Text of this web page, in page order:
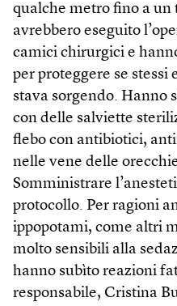
qualche metro fino a un
avrebbero eseguito
camici chirurgici e
per proteggere se stessi
stava sorgendo. Hanno
con delle salviette
flebo con antibiotici,
nelle vene delle
Somministrare
protocollo. Per ragioni
ippopotami, come altri
molto sensibili alla
hanno subìto reazioni
responsabile, Cristina